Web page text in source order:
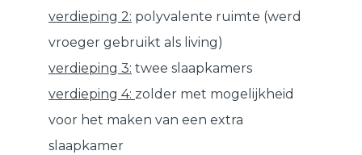
verdieping 2: polyvalente ruimte (werd
vroeger gebruikt als living)
verdieping 3: twee slaapkamers
verdieping 4: zolder met mogelijkheid
voor het maken van een extra
slaapkamer